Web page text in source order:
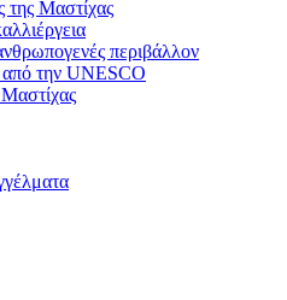
της Μαστίχας
περιβάλλον
την UNESCO